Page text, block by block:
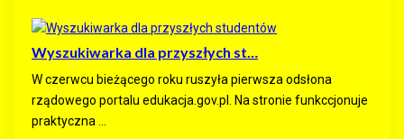
Wyszukiwarka dla przyszłych st…
W czerwcu bieżącego roku ruszyła pierwsza odsłona
rządowego portalu edukacja.gov.pl. Na stronie funkccjonuje
praktyczna ...